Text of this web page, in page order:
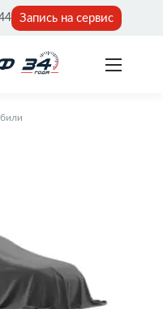
Запись на сервис